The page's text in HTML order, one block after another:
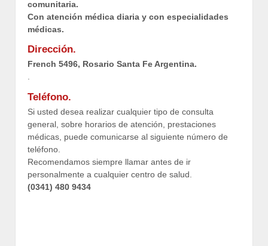
comunitaria.
Con atención médica diaria y con especialidades
médicas.
Dirección.
French 5496, Rosario Santa Fe Argentina.
.
Teléfono.
Si usted desea realizar cualquier tipo de consulta
general, sobre horarios de atención, prestaciones
médicas, puede comunicarse al siguiente número de
teléfono.
Recomendamos siempre llamar antes de ir
personalmente a cualquier centro de salud.
(0341) 480 9434